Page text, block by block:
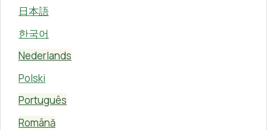
日本語
한국어
Nederlands
Polski
Português
Română